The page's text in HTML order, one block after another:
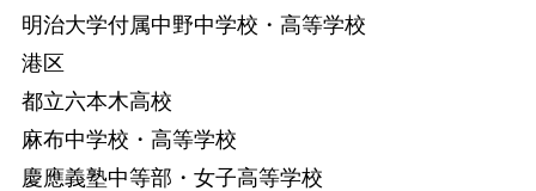
明治大学付属中野中学校・高等学校
港区
都立六本木高校
麻布中学校・高等学校
慶應義塾中等部・女子高等学校